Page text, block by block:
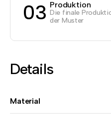
03 Produktion
Die finale
der Muster
Details
Material